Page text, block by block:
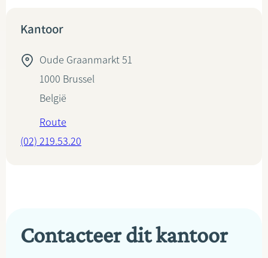
Kantoor
Oude Graanmarkt 51
1000 Brussel
België
Route
(02) 219.53.20
Contacteer dit kantoor